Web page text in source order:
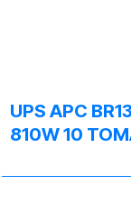
UPS APC
810W 10